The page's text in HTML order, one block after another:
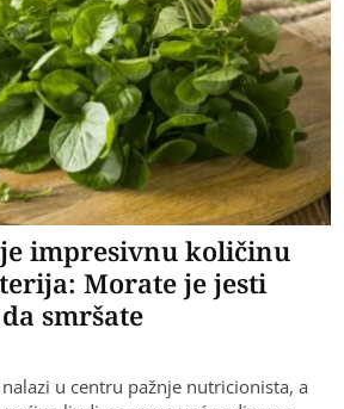
impresivnu količinu
Morate je jesti
smršate
u centru pažnje nutricionista, a